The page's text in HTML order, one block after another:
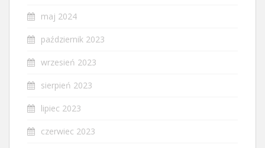
maj 2024
październik 2023
wrzesień 2023
sierpień 2023
lipiec 2023
czerwiec 2023